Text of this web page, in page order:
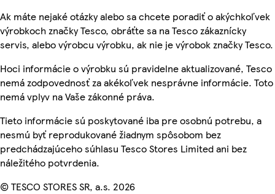
Ak máte nejaké otázky alebo sa chcete poradiť o akýchkoľvek
výrobkoch značky Tesco, obráťte sa na Tesco zákaznícky
servis, alebo výrobcu výrobku, ak nie je výrobok značky Tesco.
Hoci informácie o výrobku sú pravidelne aktualizované, Tesco
nemá zodpovednosť za akékoľvek nesprávne informácie. Toto
nemá vplyv na Vaše zákonné práva.
Tieto informácie sú poskytované iba pre osobnú potrebu, a
nesmú byť reprodukované žiadnym spôsobom bez
predchádzajúceho súhlasu Tesco Stores Limited ani bez
náležitého potvrdenia.
© TESCO STORES SR, a.s. 2026